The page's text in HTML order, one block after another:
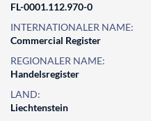
FL-0001.112.970-0
INTERNATIONALER NAME:
Commercial Register
REGIONALER NAME:
Handelsregister
LAND:
Liechtenstein